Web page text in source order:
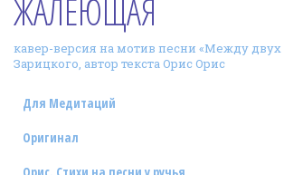
Фотогалерея
In English
Видео
Ииссиидиология
ЖАЛЕЮЩАЯ
кавер-версия на мотив песни «Между двух
Зарицкого, автор текста Орис Орис
Для Медитаций
Оригинал